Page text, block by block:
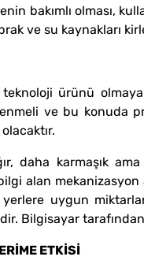
bakımlı olması,
ve su kaynakları
ürünü
ve bu konuda
daha karmaşık
alan
uygun
Bilgisayar
ETKİSİ